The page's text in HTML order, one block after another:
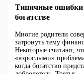
Типичные ошибки
богатстве
Многие родители
затронуть тему
Некоторые считают,
«взрослыми»
когда богатство